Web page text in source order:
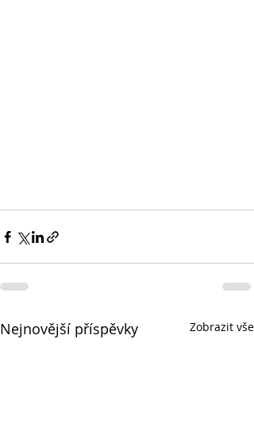
Nejnovější příspěvky Zobrazit vše